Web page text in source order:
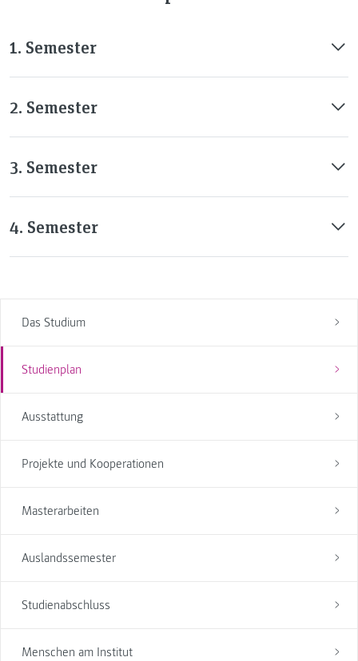
Das Studium
Studienplan
Ausstattung
Projekte und Kooperationen
Masterarbeiten
Auslandssemester
Studienabschluss
Menschen am Institut
1. Semester
2. Semester
3. Semester
4. Semester